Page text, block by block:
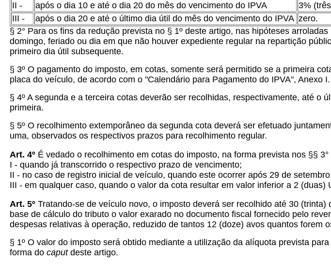
II -
após o dia 10 e até o dia 20 do mês do vencimento do IPVA
3%
III -
após o dia 20 e até o último dia útil do mês do vencimento do IPVA zero.
§ 2° Para os fins da redução prevista no § 1º deste artigo, nas hipóteses
domingo, feriado ou dia em que não houver expediente regular na repartição
primeiro dia útil subsequente.
§ 3º O pagamento do imposto, em cotas, somente será permitido se a primeira
placa do veículo, de acordo com o "Calendário para Pagamento do IPVA", Anexo I.
§ 4º A segunda e a terceira cotas deverão ser recolhidas, respectivamente, até
primeira.
§ 5º O recolhimento extemporâneo da segunda cota deverá ser efetuado
uma, observados os respectivos prazos para recolhimento regular.
Art. 4º É vedado o recolhimento em cotas do imposto, na forma prevista nos §§
I - quando já transcorrido o respectivo prazo de vencimento;
II - no caso de registro inicial de veículo, quando este ocorrer após 29 de
III - em qualquer caso, quando o valor da cota resultar em valor inferior a 2 (duas)
Art. 5º Tratando-se de veículo novo, o imposto deverá ser recolhido até 30
base de cálculo do tributo o valor exarado no documento fiscal fornecido pelo
despesas relativas à operação, reduzido de tantos 12 (doze) avos quantos forem
§ 1º O valor do imposto será obtido mediante a utilização da alíquota prevista
forma do caputdeste artigo.